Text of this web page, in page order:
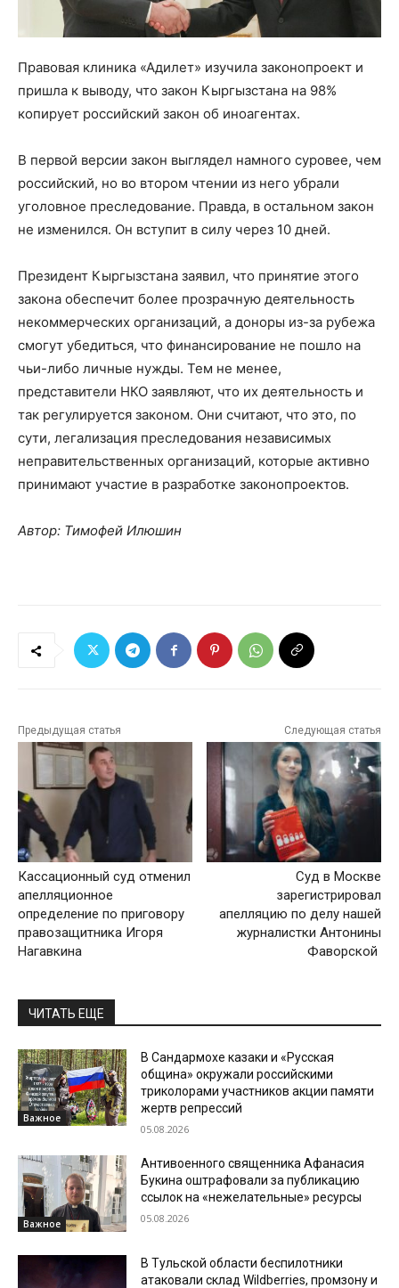
Правовая клиника «Адилет» изучила законопроект и
пришла к выводу, что закон Кыргызстана на 98%
копирует российский закон об иноагентах.
В первой версии закон выглядел намного суровее, чем
российский, но во втором чтении из него убрали
уголовное преследование. Правда, в остальном закон
не изменился. Он вступит в силу через 10 дней.
Президент Кыргызстана заявил, что принятие этого
закона обеспечит более прозрачную деятельность
некоммерческих организаций, а доноры из-за рубежа
смогут убедиться, что финансирование не пошло на
чьи-либо личные нужды. Тем не менее,
представители НКО заявляют, что их деятельность и
так регулируется законом. Они считают, что это, по
сути, легализация преследования независимых
неправительственных организаций, которые активно
принимают участие в разработке законопроектов.
Автор: Тимофей Илюшин
Предыдущая статья
Кассационный суд отменил
апелляционное
определение по приговору
правозащитника Игоря
Нагавкина
Следующая статья
Суд в Москве
зарегистрировал
апелляцию по делу нашей
журналистки Антонины
Фаворской
ЧИТАТЬ ЕЩЕ
Важное
В Сандармохе казаки и «Русская
община» окружали российскими
триколорами участников акции памяти
жертв репрессий
05.08.2026
Важное
Антивоенного священника Афанасия
Букина оштрафовали за публикацию
ссылок на «нежелательные» ресурсы
05.08.2026
В Тульской области беспилотники
атаковали склад Wildberries, промзону и